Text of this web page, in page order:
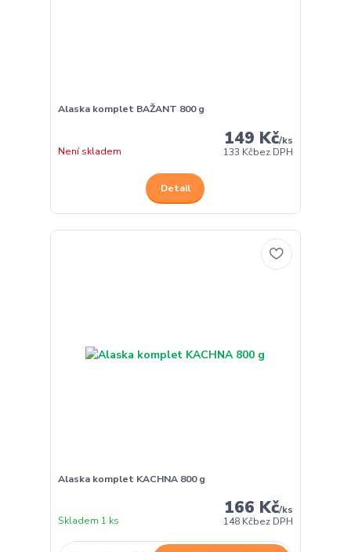
Alaska komplet BAŽANT 800 g
149 Kč/ks
133 Kčbez DPH
Není skladem
Detail
Alaska komplet KACHNA 800 g
166 Kč/ks
148 Kčbez DPH
Skladem 1 ks